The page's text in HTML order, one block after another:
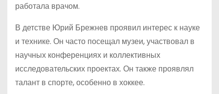
работала врачом.
В детстве Юрий Брежнев проявил интерес к науке
и технике. Он часто посещал музеи, участвовал в
научных конференциях и коллективных
исследовательских проектах. Он также проявлял
талант в спорте, особенно в хоккее.